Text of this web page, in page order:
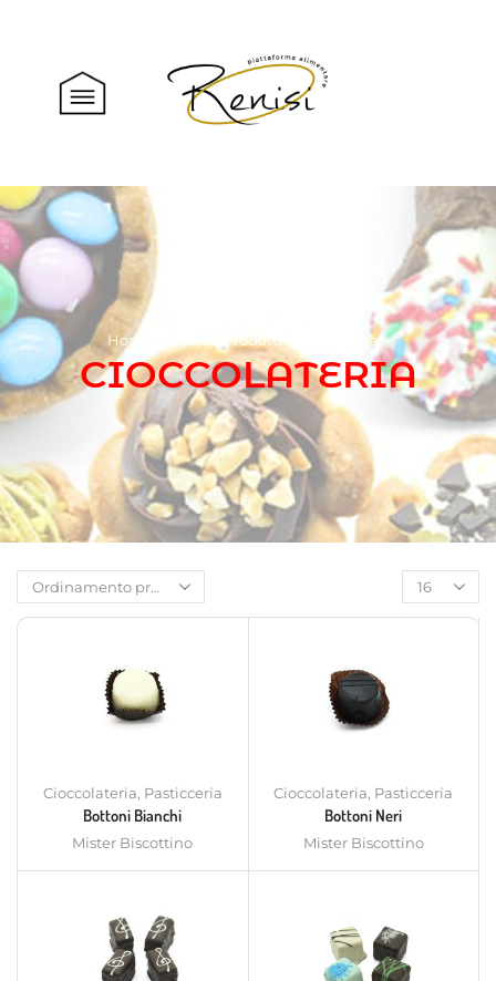
Home Shop Prodotti Pasticceria
CIOCCOLATERIA
Cioccolateria, Pasticceria
Bottoni Bianchi
Mister Biscottino
Cioccolateria, Pasticceria
Bottoni Neri
Mister Biscottino